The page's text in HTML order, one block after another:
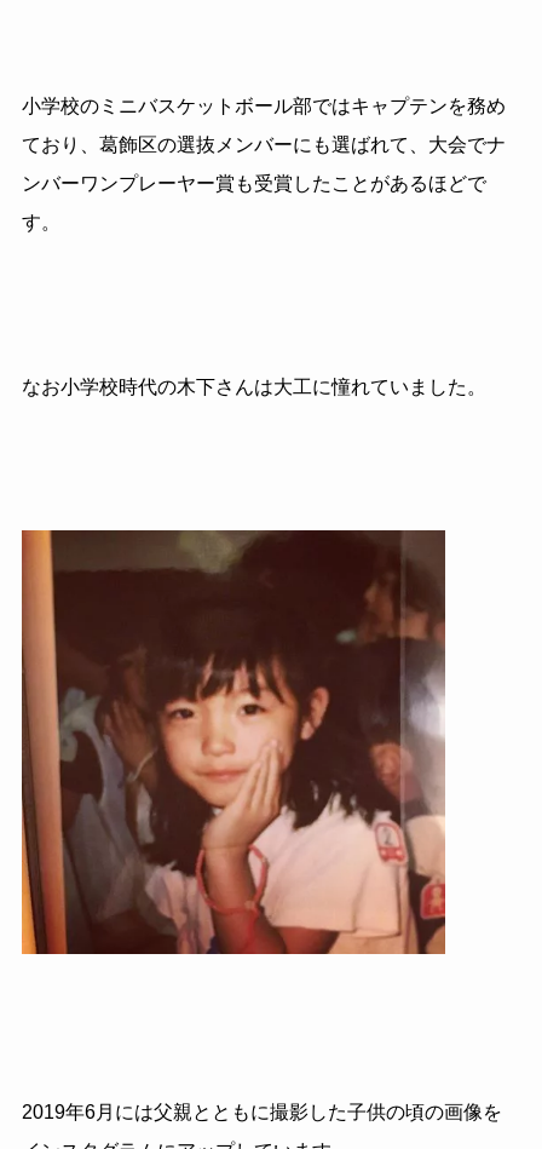
小学校のミニバスケットボール部ではキャプテンを務め
ており、葛飾区の選抜メンバーにも選ばれて、大会でナ
ンバーワンプレーヤー賞も受賞したことがあるほどで
す。
なお小学校時代の木下さんは大工に憧れていました。
2019年6月には父親とともに撮影した子供の頃の画像を